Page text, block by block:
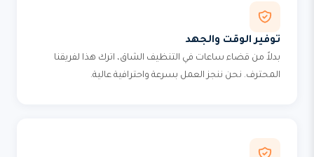
توفير الوقت والجهد
بدلاً من قضاء ساعات في التنظيف الشاق، اترك هذا لفريقنا
المحترف. نحن ننجز العمل بسرعة واحترافية عالية.